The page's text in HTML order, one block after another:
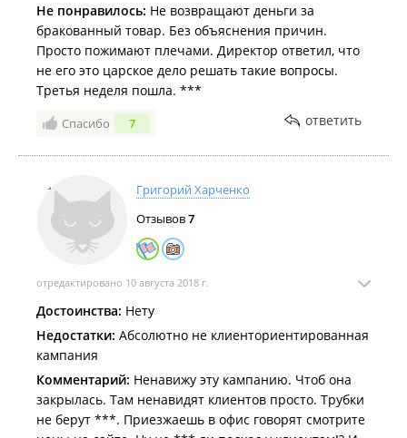
Не понравилось: Не возвращают деньги за
бракованный товар. Без объяснения причин.
Просто пожимают плечами. Директор ответил, что
не его это царское дело решать такие вопросы.
Третья неделя пошла. ***
Спасибо 7 ответить
Григорий Харченко
Отзывов7
отредактировано 10 августа 2018 г.
Достоинства: Нету
Недостатки: Абсолютно не клиенториентированная
кампания
Комментарий: Ненавижу эту кампанию. Чтоб она
закрылась. Там ненавидят клиентов просто. Трубки
не берут ***. Приезжаешь в офис говорят смотрите